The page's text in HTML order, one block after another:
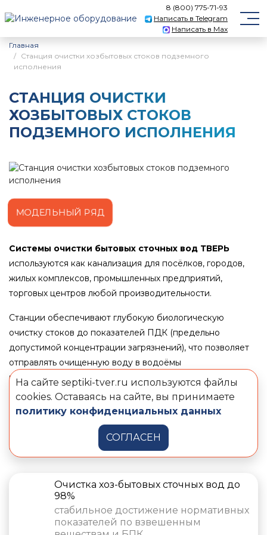
8 (800) 775-71-93
Написать в Telegram
Написать в Max
Главная
Станция очистки хозбытовых стоков подземного
исполнения
СТАНЦИЯ ОЧИСТКИ
ХОЗБЫТОВЫХ СТОКОВ
ПОДЗЕМНОГО ИСПОЛНЕНИЯ
МОДЕЛЬНЫЙ РЯД
Системы очистки бытовых сточных вод ТВЕРЬ
используются как канализация для посёлков, городов,
жилых комплексов, промышленных предприятий,
торговых центров любой производительности.
Станции обеспечивают глубокую биологическую
очистку стоков до показателей ПДК (предельно
допустимой концентрации загрязнений), что позволяет
отправлять очищенную воду в водоёмы
рыбохозяйственного назначения.
Обслуживание установки очистки стоков ТВЕРЬ
сводится, в основном, к контрольным функциям,
обслуживанию систем промывки фильтров, удалению
песка и осадка.
Очистка хоз-бытовых сточных вод до
98%
стабильное достижение нормативных
показателей по взвешенным
На сайте septiki-tver.ru используются файлы
cookies. Оставаясь на сайте, вы принимаете
политику конфиденциальных данных
СОГЛАСЕН